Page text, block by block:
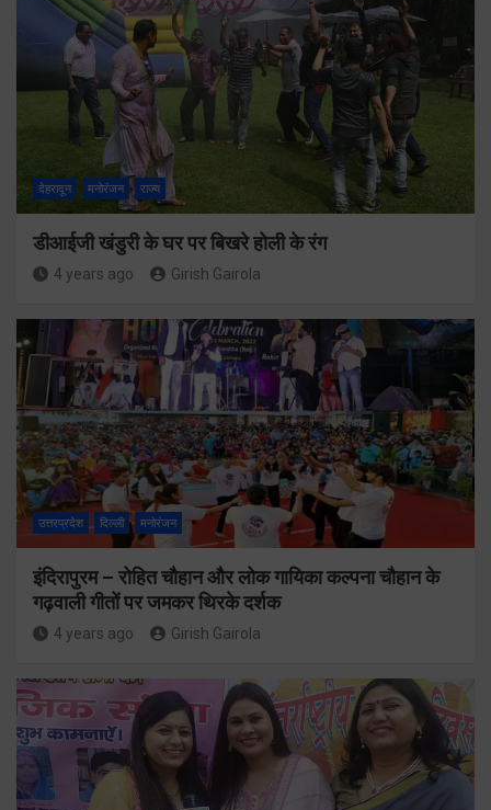
देहरादून मनोरंजन राज्य
डीआईजी खंडुरी के घर पर बिखरे होली के रंग
4 years ago Girish Gairola
उत्तरप्रदेश दिल्ली मनोरंजन
इंदिरापुरम – रोहित चौहान और लोक गायिका कल्पना चौहान के
गढ़वाली गीतों पर जमकर थिरके दर्शक
4 years ago Girish Gairola